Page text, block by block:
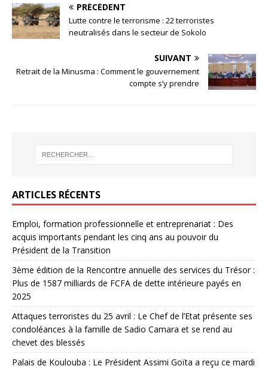
PRÉCÉDENT
Lutte contre le terrorisme : 22 terroristes
neutralisés dans le secteur de Sokolo
SUIVANT
Retrait de la Minusma : Comment le gouvernement
compte s’y prendre
ARTICLES RÉCENTS
Emploi, formation professionnelle et entreprenariat : Des
acquis importants pendant les cinq ans au pouvoir du
Président de la Transition
3ème édition de la Rencontre annuelle des services du Trésor :
Plus de 1587 milliards de FCFA de dette intérieure payés en
2025
Attaques terroristes du 25 avril : Le Chef de l’Etat présente ses
condoléances à la famille de Sadio Camara et se rend au
chevet des blessés
Palais de Koulouba : Le Président Assimi Goïta a reçu ce mardi